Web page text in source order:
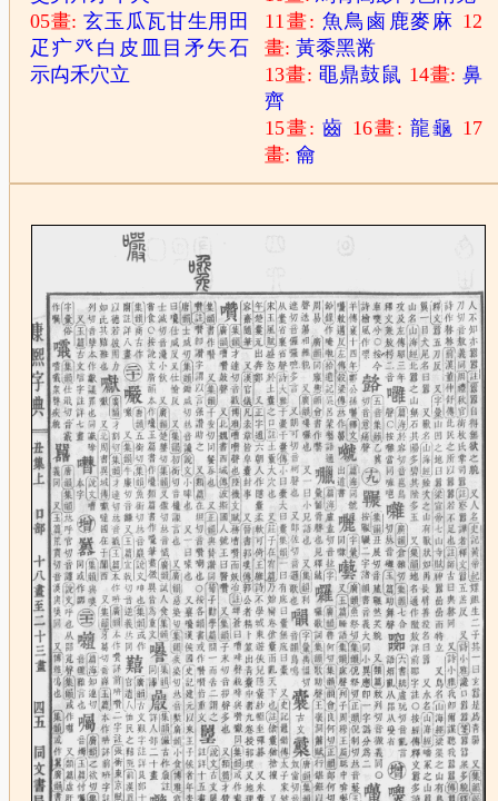
05畫:玄玉 瓜瓦甘生用 田
疋 疒癶 白 皮 目矛 矢石
示禸禾穴立
11畫: 魚鳥 鹵 鹿麥 麻 12
畫:黃黍黑黹
13畫: 黽鼎鼓鼠 14畫:鼻
齊
15畫:齒 16畫:龍龜 17
畫:龠